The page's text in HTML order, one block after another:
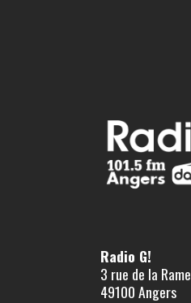
Radio G!
3 rue de la Rame
49100 Angers